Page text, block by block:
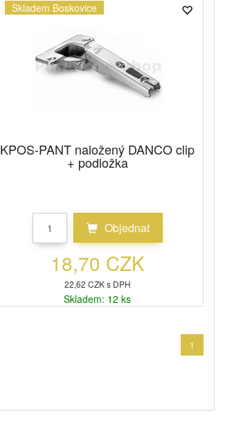
Skladem Boskovice
KPOS-PANT naložený DANCO clip
+ podložka
Objednat
18,70 CZK
22,62 CZK s DPH
Skladem: 12 ks
1